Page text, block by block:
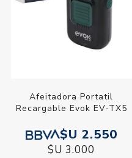
Afeitadora Portatil
Recargable Evok EV-TX5
$U 2.550
$U 3.000